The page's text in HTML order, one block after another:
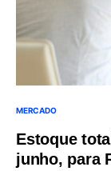
MERCADO
Estoque
junho, para